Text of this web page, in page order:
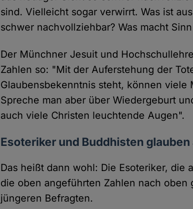
sind. Vielleicht sogar verwirrt. Was ist
schwer nachvollziehbar? Was macht
Der Münchner Jesuit und
Zahlen so: "Mit der Auferstehung der
Glaubensbekenntnis steht, können viele
Spreche man aber über Wiedergeburt
auch viele Christen leuchtende Augen".
Esoteriker und Buddhisten
Das heißt dann wohl: Die Esoteriker, die
die oben angeführten Zahlen nach
jüngeren Befragten.